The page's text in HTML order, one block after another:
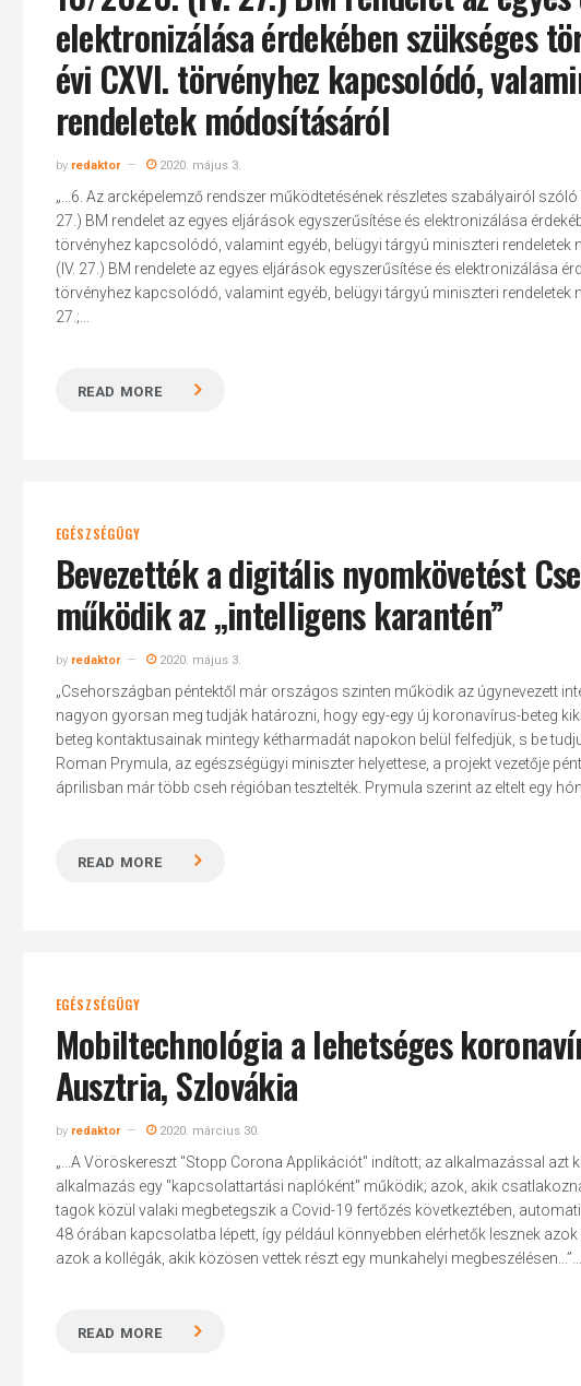
elektronizálása érdekében szükséges
évi CXVI. törvényhez kapcsolódó,
rendeletek módosításáról
by redaktor 2020. május 3.
„...6. Az arcképelemző rendszer működtetésének részletes szabályairól
27.) BM rendelet az egyes eljárások egyszerűsítése és elektronizálása
törvényhez kapcsolódó, valamint egyéb, belügyi tárgyú miniszteri
(IV. 27.) BM rendelete az egyes eljárások egyszerűsítése és elektronizálása
törvényhez kapcsolódó, valamint egyéb, belügyi tárgyú miniszteri
27.;...
READ MORE
EGÉSZSÉGÜGY
Bevezették a digitális nyomkövetést
működik az „intelligens karantén”
by redaktor 2020. május 3.
„Csehországban péntektől már országos szinten működik az úgynevezett
nagyon gyorsan meg tudják határozni, hogy egy-egy új koronavírus-beteg
beteg kontaktusainak mintegy kétharmadát napokon belül felfedjük, s be
Roman Prymula, az egészségügyi miniszter helyettese, a projekt vezetője
áprilisban már több cseh régióban tesztelték. Prymula szerint az eltelt egy
READ MORE
EGÉSZSÉGÜGY
Mobiltechnológia a lehetséges
Ausztria, Szlovákia
by redaktor 2020. március 30.
„...A Vöröskereszt "Stopp Corona Applikációt" indított; az alkalmazással azt
alkalmazás egy "kapcsolattartási naplóként" működik; azok, akik
tagok közül valaki megbetegszik a Covid-19 fertőzés következtében,
48 órában kapcsolatba lépett, így például könnyebben elérhetők lesznek
azok a kollégák, akik közösen vettek részt egy munkahelyi megbeszélésen...”...
READ MORE